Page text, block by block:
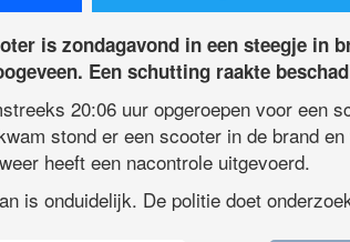
is zondagavond in een steegje in
Een schutting raakte
20:06 uur opgeroepen voor een
stond er een scooter in de brand
heeft een nacontrole uitgevoerd.
is onduidelijk. De politie doet